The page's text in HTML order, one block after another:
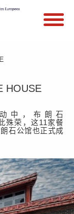
HOUSE
中，布朗石
殊荣，这11家餐
石公馆也正式成